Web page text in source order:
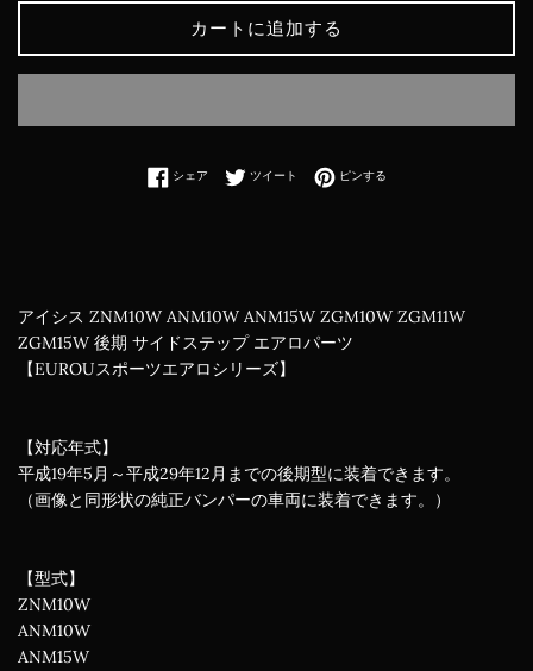
カートに追加する
シェアFacebookでシェアする
ツイート Twitterに投稿する
ピンするPinterestでピンする
アイシス ZNM10W ANM10W ANM15W ZGM10W ZGM11W
ZGM15W 後期 サイドステップ エアロパーツ
【EUROUスポーツエアロシリーズ】
【対応年式】
平成19年5月～平成29年12月までの後期型に装着できます。
（画像と同形状の純正バンパーの車両に装着できます。）
【型式】
ZNM10W
ANM10W
ANM15W